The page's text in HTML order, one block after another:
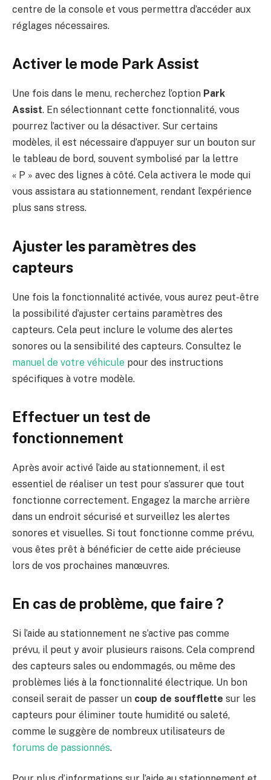
centre de la console et vous permettra d’accéder aux
réglages nécessaires.
Activer le mode Park Assist
Une fois dans le menu, recherchez l’option Park
Assist. En sélectionnant cette fonctionnalité, vous
pourrez l’activer ou la désactiver. Sur certains
modèles, il est nécessaire d’appuyer sur un bouton sur
le tableau de bord, souvent symbolisé par la lettre
« P » avec des lignes à côté. Cela activera le mode qui
vous assistara au stationnement, rendant l’expérience
plus sans stress.
Ajuster les paramètres des
capteurs
Une fois la fonctionnalité activée, vous aurez peut-être
la possibilité d’ajuster certains paramètres des
capteurs. Cela peut inclure le volume des alertes
sonores ou la sensibilité des capteurs. Consultez le
manuel de votre véhicule pour des instructions
spécifiques à votre modèle.
Effectuer un test de
fonctionnement
Après avoir activé l’aide au stationnement, il est
essentiel de réaliser un test pour s’assurer que tout
fonctionne correctement. Engagez la marche arrière
dans un endroit sécurisé et surveillez les alertes
sonores et visuelles. Si tout fonctionne comme prévu,
vous êtes prêt à bénéficier de cette aide précieuse
lors de vos prochaines manœuvres.
En cas de problème, que faire ?
Si l’aide au stationnement ne s’active pas comme
prévu, il peut y avoir plusieurs raisons. Cela comprend
des capteurs sales ou endommagés, ou même des
problèmes liés à la fonctionnalité électrique. Un bon
conseil serait de passer un coup de soufflette sur les
capteurs pour éliminer toute humidité ou saleté,
comme le suggère de nombreux utilisateurs de
forums de passionnés.